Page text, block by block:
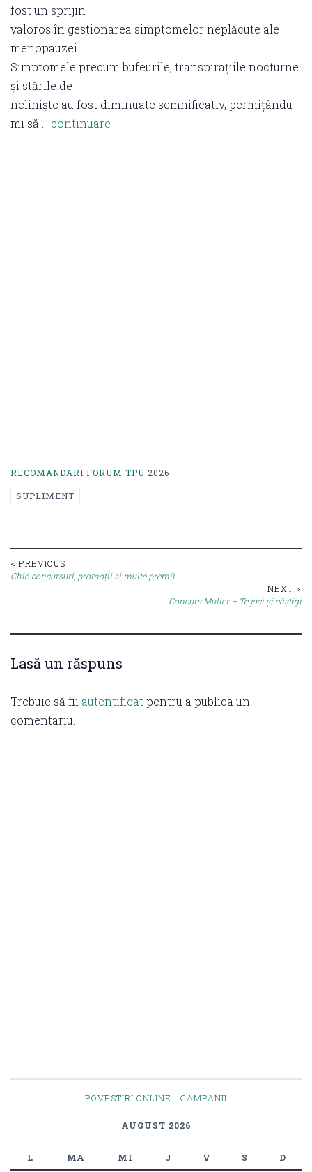
fost un sprijin
valoros în gestionarea simptomelor neplăcute ale
menopauzei.
Simptomele precum bufeurile, transpirațiile nocturne
și stările de
neliniște au fost diminuate semnificativ, permițându-
mi să … continuare
RECOMANDARI FORUM TPU 2026
SUPLIMENT
Post
< PREVIOUS
Chio concursuri, promoții și multe premii
NEXT >
Concurs Muller – Te joci și câștigi
Lasă un răspuns
Trebuie să fii autentificat pentru a publica un
comentariu.
POVESTIRI ONLINE | CAMPANII
AUGUST 2026
L MA MI J V S D